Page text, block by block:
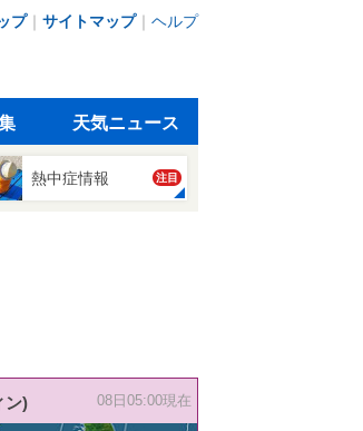
プ｜ サイトマップ｜ ヘルプ
天気ニュース
熱中症情報 注目
ン) 08日05:00現在